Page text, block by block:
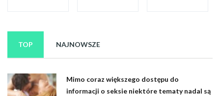
TOP
Mimo coraz większego dostępu do
informacji o seksie niektóre tematy nadal są
NAJNOWSZE